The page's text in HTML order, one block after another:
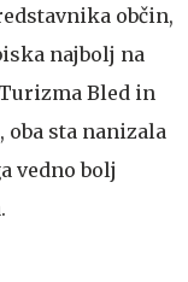
občin,
najbolj na
Bled in
sta nanizala
vedno bolj